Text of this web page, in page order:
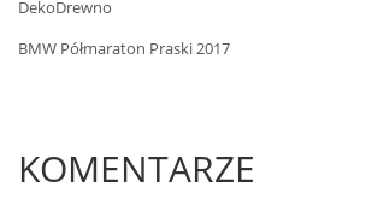
DekoDrewno
BMW Półmaraton Praski 2017
KOMENTARZE